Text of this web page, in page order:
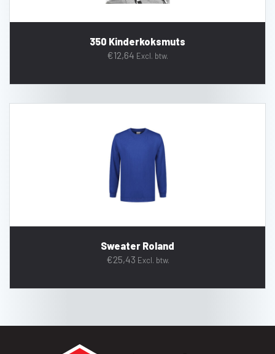
350 Kinderkoksmuts
€12,64 Excl. btw.
Sweater Roland
€25,43 Excl. btw.